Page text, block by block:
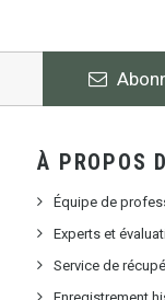
À PROPOS
Équipe de
Experts et
Service de